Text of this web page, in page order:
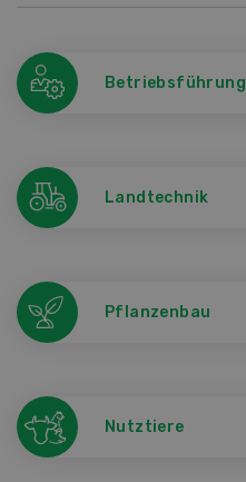
Betriebsführung
Landtechnik
Pflanzenbau
Nutztiere